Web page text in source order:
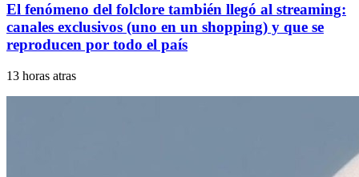
El fenómeno del folclore también llegó al streaming:
canales exclusivos (uno en un shopping) y que se
reproducen por todo el país
13 horas atras